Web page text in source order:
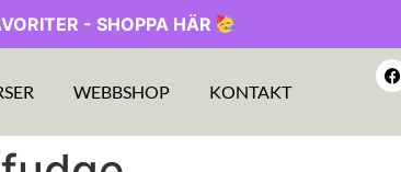
- SHOPPA HÄR
WEBBSHOP KONTAKT